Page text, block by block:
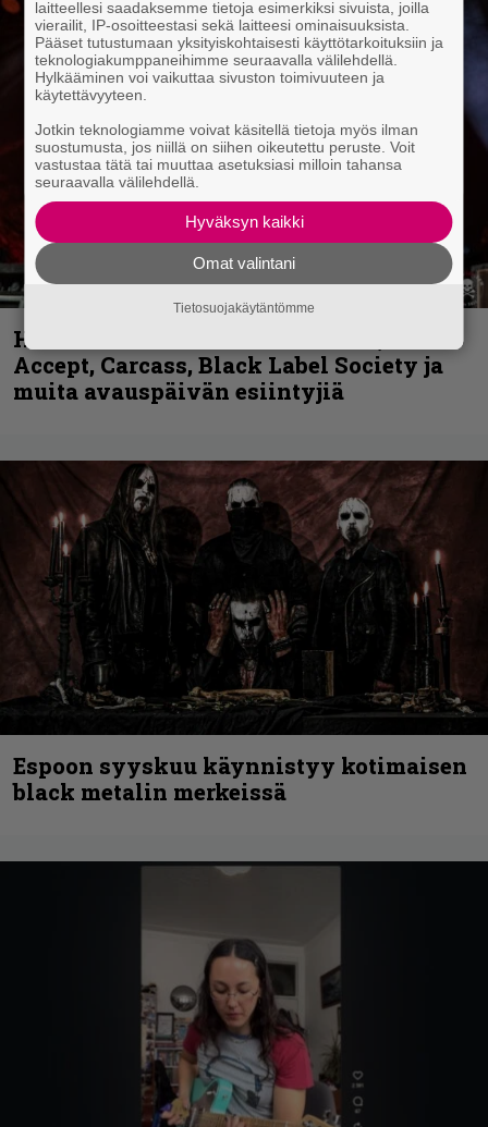
Hellsinki Metal Festival kuvina, osa 1 –
Accept, Carcass, Black Label Society ja
muita avauspäivän esiintyjiä
Espoon syyskuu käynnistyy kotimaisen
black metalin merkeissä
laitteellesi saadaksemme tietoja esimerkiksi sivuista, joilla
vierailit, IP-osoitteestasi sekä laitteesi ominaisuuksista.
Pääset tutustumaan yksityiskohtaisesti käyttötarkoituksiin ja
teknologiakumppaneihimme seuraavalla välilehdellä.
Hylkääminen voi vaikuttaa sivuston toimivuuteen ja
käytettävyyteen.
Jotkin teknologiamme voivat käsitellä tietoja myös ilman
suostumusta, jos niillä on siihen oikeutettu peruste. Voit
vastustaa tätä tai muuttaa asetuksiasi milloin tahansa
seuraavalla välilehdellä.
Hyväksyn kaikki
Omat valintani
Tietosuojakäytäntömme